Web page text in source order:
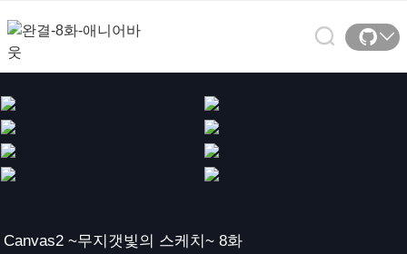
Canvas2 ~무지갯빛의 스케치~ 8화